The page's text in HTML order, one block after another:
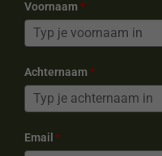
Voornaam*
Achternaam*
Email *